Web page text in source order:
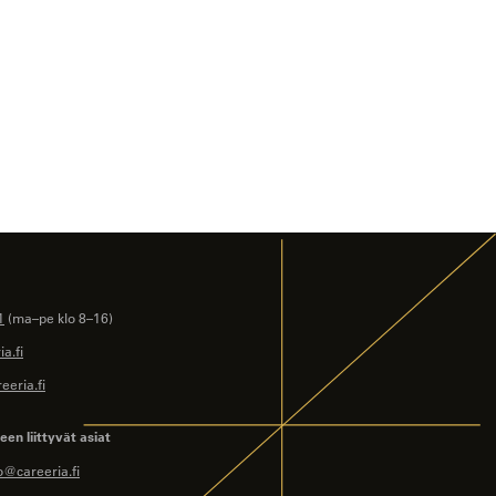
(ma–pe klo 8–16)
liittyvät asiat